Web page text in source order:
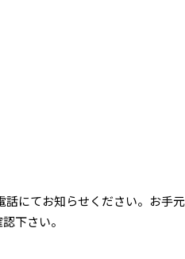
にてお知らせください。お手
下さい。